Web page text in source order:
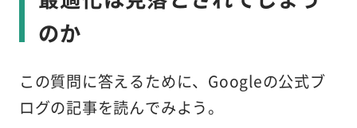
のか
この質問に答えるために、Googleの公式ブ
ログの記事を読んでみよう。